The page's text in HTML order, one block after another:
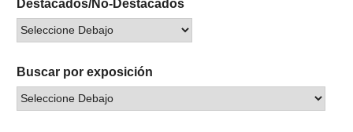
Destacados/No-Destacados
Buscar por exposición